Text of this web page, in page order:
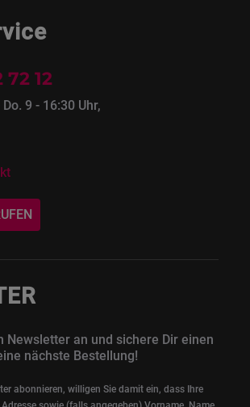
72 12
9 - 16:30 Uhr,
Newsletter an und sichere Dir einen
nächste Bestellung!
abonnieren, willigen Sie damit ein, dass Ihre